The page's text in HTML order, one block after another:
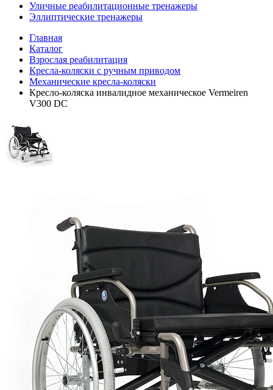
Уличные реабилитационные тренажеры
Эллиптические тренажеры
Главная
Каталог
Взрослая реабилитация
Кресла-коляски с ручным приводом
Механические кресла-коляски
Кресло-коляска инвалидное механическое Vermeiren
V300 DC